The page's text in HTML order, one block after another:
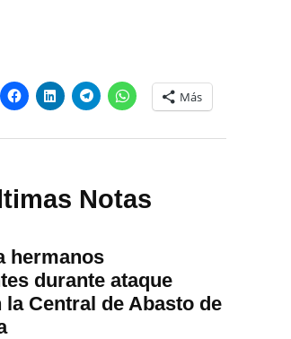
Más
Notas
hermanos
durante ataque
la Central de Abasto de